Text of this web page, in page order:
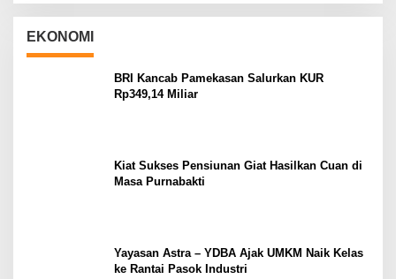
EKONOMI
BRI Kancab Pamekasan Salurkan KUR
Rp349,14 Miliar
Kiat Sukses Pensiunan Giat Hasilkan Cuan di
Masa Purnabakti
Yayasan Astra – YDBA Ajak UMKM Naik Kelas
ke Rantai Pasok Industri